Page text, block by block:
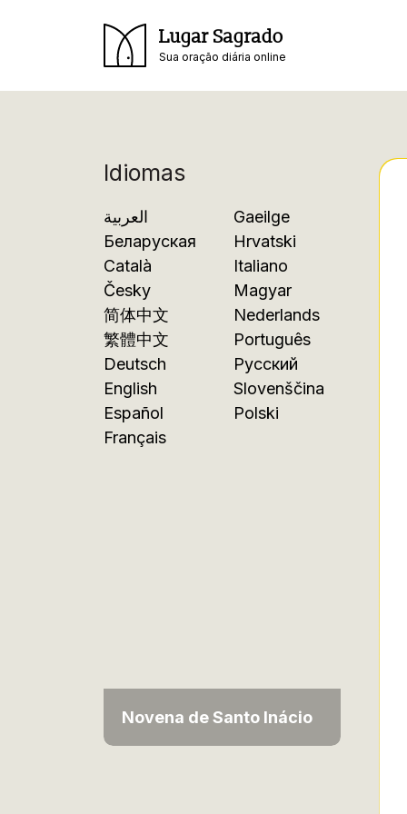
Lugar Sagrado
Sua oração diária online
Idiomas
العربية
Беларуская
Català
Česky
简体中文
繁體中文
Deutsch
English
Español
Français
Gaeilge
Hrvatski
Italiano
Magyar
Nederlands
Português
Русский
Slovenščina
Polski
Novena de Santo Inácio